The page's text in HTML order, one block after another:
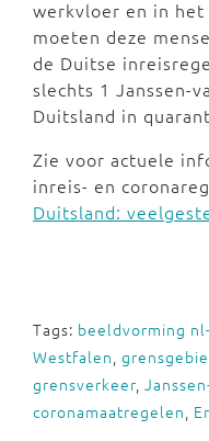
werkvloer en in
moeten deze
de Duitse
slechts 1 Janssen-
Duitsland in
Zie voor actuele
inreis- en
Duitsland:
Tags: beeldvorming
Westfalen,
grensverkeer,
coronamaatregelen,